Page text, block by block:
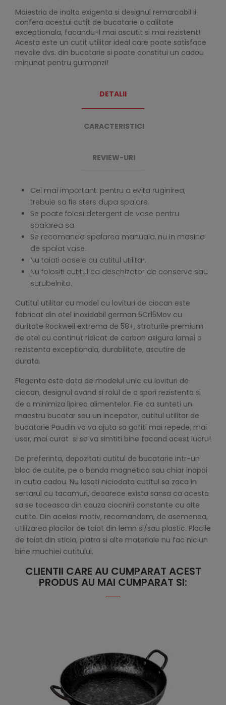
Maiestria de inalta exigenta si designul remarcabil ii
confera acestui cutit de bucatarie o calitate
exceptionala, facandu-l mai ascutit si mai rezistent!
Acesta este un cutit utilitar ideal care poate satisface
nevoile dvs. din bucatarie si poate constitui un cadou
minunat pentru gurmanzi!
DETALII
CARACTERISTICI
REVIEW-URI
Cel mai important: pentru a evita ruginirea,
trebuie sa fie sters dupa spalare.
Se poate folosi detergent de vase pentru
spalarea sa.
Se recomanda spalarea manuala, nu in masina
de spalat vase.
Nu taiati oasele cu cutitul utilitar.
Nu folositi cutitul ca deschizator de conserve sau
surubelnita.
Cutitul utilitar cu model cu lovituri de ciocan este
fabricat din otel inoxidabil german 5Cr15Mov cu
duritate Rockwell extrema de 58+, straturile premium
de otel cu continut ridicat de carbon asigura lamei o
rezistenta exceptionala, durabilitate, ascutire de
durata.
Eleganta este data de modelul unic cu lovituri de
ciocan, designul avand si rolul de a spori rezistenta si
de a minimiza lipirea alimentelor. Fie ca sunteti un
maestru bucatar sau un incepator, cutitul utilitar de
bucatarie Paudin va va ajuta sa gatiti mai repede, mai
usor, mai curat si sa va simtiti bine facand acest lucru!
De preferinta, depozitati cutitul de bucatarie intr-un
bloc de cutite, pe o banda magnetica sau chiar inapoi
in cutia cadou. Nu lasati niciodata cutitul sa zaca in
sertarul cu tacamuri, deoarece exista sansa ca acesta
sa se toceasca din cauza ciocnirii constante cu alte
cutite. Din acelasi motiv, recomandam, de asemenea,
utilizarea placilor de taiat din lemn si/sau plastic. Placile
de taiat din sticla, piatra si alte materiale nu fac niciun
bine muchiei cutitului.
CLIENTII CARE AU CUMPARAT ACEST
PRODUS AU MAI CUMPARAT SI: